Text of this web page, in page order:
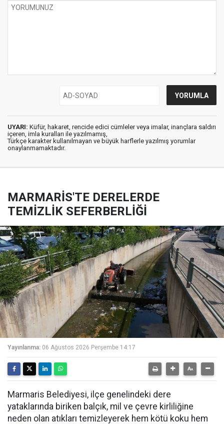
UYARI: Küfür, hakaret, rencide edici cümleler veya imalar, inançlara saldırı
içeren, imla kuralları ile yazılmamış,
Türkçe karakter kullanılmayan ve büyük harflerle yazılmış yorumlar
onaylanmamaktadır.
MARMARİS'TE DERELERDE
TEMİZLİK SEFERBERLİĞİ
Yayınlanma: 06 Ağustos 2026 Perşembe 14:17
Marmaris Belediyesi, ilçe genelindeki dere
yataklarında biriken balçık, mil ve çevre kirliliğine
neden olan atıkları temizleyerek hem kötü koku hem